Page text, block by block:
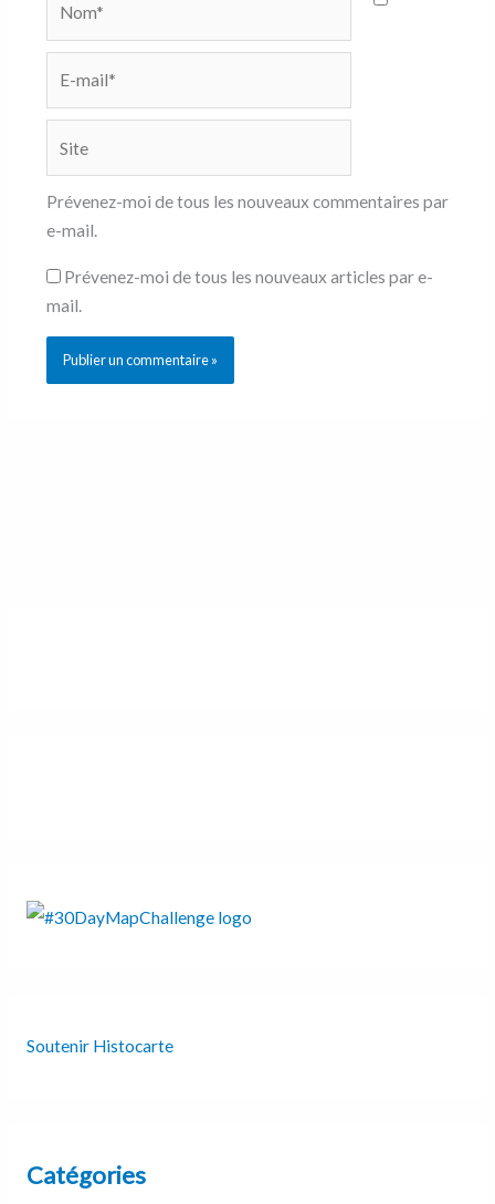
Prévenez-moi de tous les nouveaux commentaires par
e-mail.
Prévenez-moi de tous les nouveaux articles par e-
mail.
Soutenir Histocarte
Catégories